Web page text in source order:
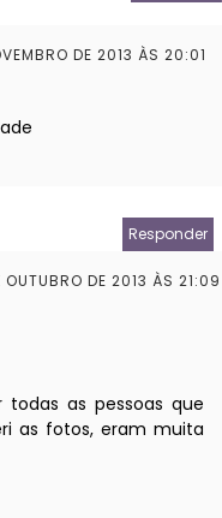
DE 2013 ÀS 20:01
Responder
OUTUBRO DE 2013 ÀS 21:09
as pessoas que
as fotos, eram muita